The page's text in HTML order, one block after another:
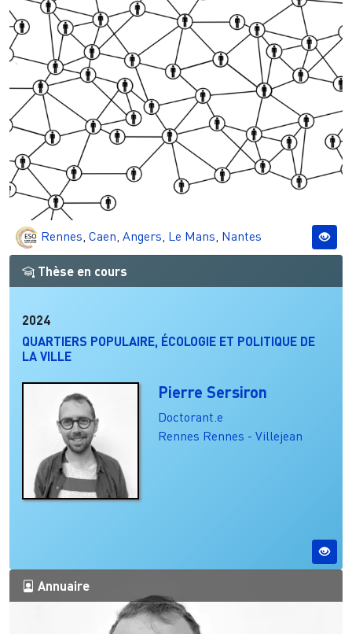
Rennes Caen Angers Le Mans Nantes
Thèse en cours
2024
QUARTIERS POPULAIRE, ÉCOLOGIE ET POLITIQUE DE
LA VILLE
Pierre Sersiron
Doctorant.e
Rennes Rennes - Villejean
Annuaire